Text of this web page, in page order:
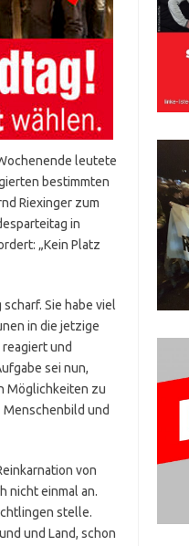
leutete
bestimmten
Riexinger zum
in
„Kein Platz
Sie habe viel
in die jetzige
und
sei nun,
Möglichkeiten zu
Menschenbild und
von
nicht einmal an.
stelle.
und Land, schon